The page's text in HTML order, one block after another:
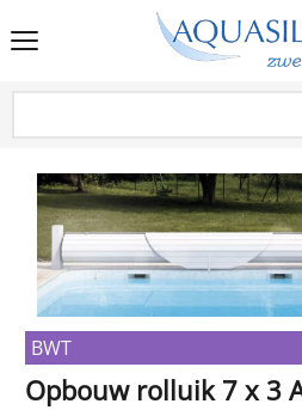
BWT
Opbouw rolluik 7 x 3